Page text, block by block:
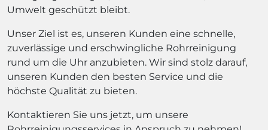
Umwelt geschützt bleibt.
Unser Ziel ist es, unseren Kunden eine schnelle,
zuverlässige und erschwingliche Rohrreinigung
rund um die Uhr anzubieten. Wir sind stolz darauf,
unseren Kunden den besten Service und die
höchste Qualität zu bieten.
Kontaktieren Sie uns jetzt, um unsere